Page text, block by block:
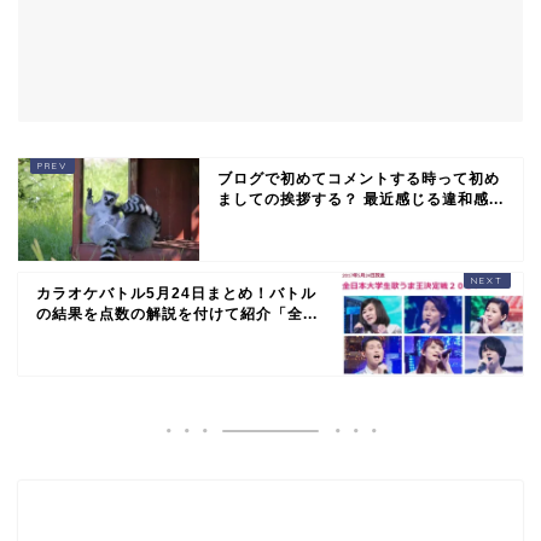
ブログで初めてコメントする時って初め
ましての挨拶する？ 最近感じる違和感...
カラオケバトル5月24日まとめ！バトル
の結果を点数の解説を付けて紹介「全...